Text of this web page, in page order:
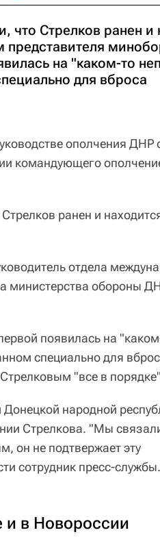
Стрелков ранен и
представителя
на "каком-то
для вброса
ополчения ДНР
командующего
ранен и
отдела
министерства обороны
появилась на
специально для
"все в
народной
Стрелкова. "Мы
он не подтвержает эту
сотрудник пресс-службы.
и в Новороссии